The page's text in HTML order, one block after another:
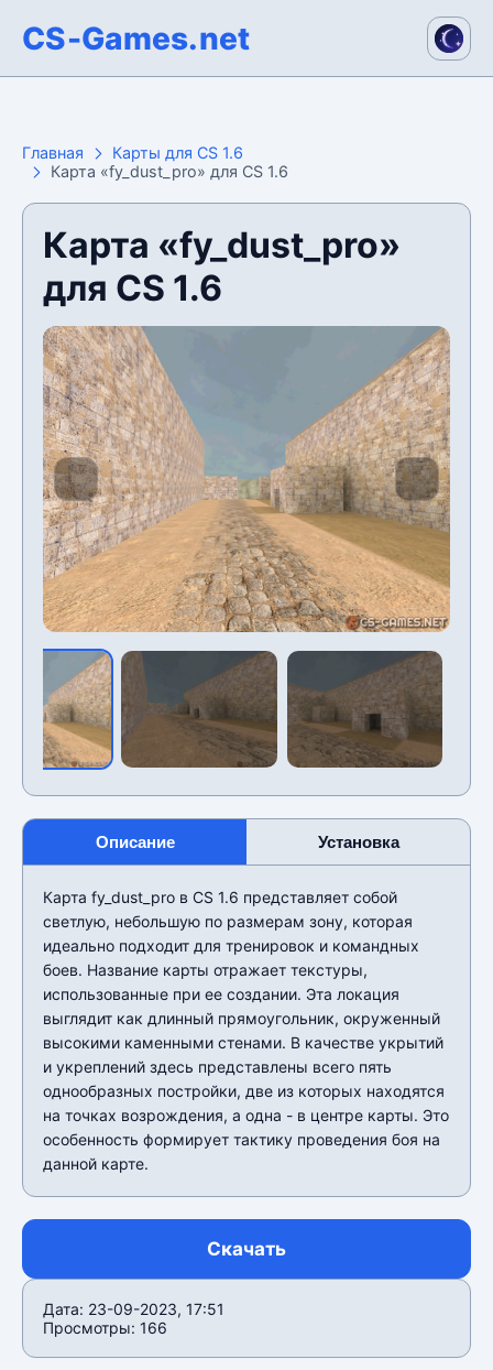
CS-Games.net
Главная
Карты для CS 1.6
Карта «fy_dust_pro» для CS 1.6
Карта «fy_dust_pro»
для CS 1.6
Описание Установка
Карта fy_dust_pro в CS 1.6 представляет собой
светлую, небольшую по размерам зону, которая
идеально подходит для тренировок и командных
боев. Название карты отражает текстуры,
использованные при ее создании. Эта локация
выглядит как длинный прямоугольник, окруженный
высокими каменными стенами. В качестве укрытий
и укреплений здесь представлены всего пять
однообразных постройки, две из которых находятся
на точках возрождения, а одна - в центре карты. Это
особенность формирует тактику проведения боя на
данной карте.
Скачать
Дата: 23-09-2023, 17:51
Просмотры: 166